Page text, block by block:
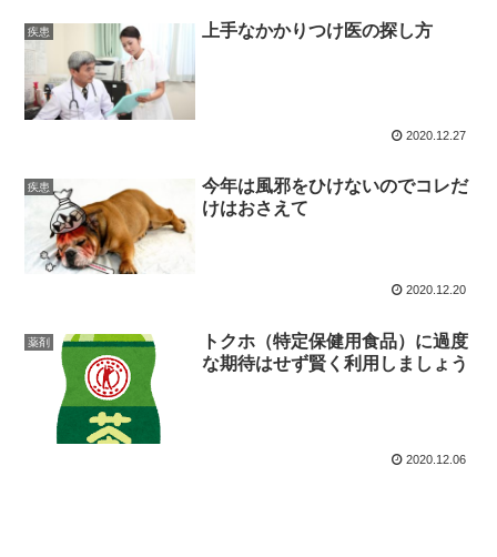
疾患 上手なかかりつけ医の探し方
2020.12.27
疾患
今年は風邪をひけないのでコレだ
けはおさえて
2020.12.20
薬剤
トクホ（特定保健用食品）に過度
な期待はせず賢く利用しましょう
2020.12.06